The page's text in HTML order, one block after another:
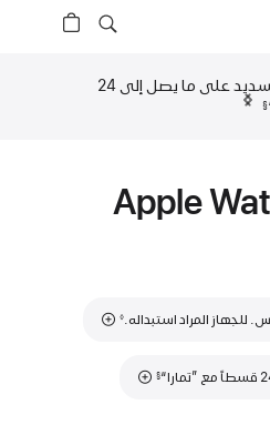
ادفع ثمن Apple Watch بالتسديد على ما يصل إلى 24
§
حاشية
◊
حاشية
§